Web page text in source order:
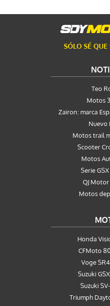
SÓLO SÉ
Teo
Motos
Zairon: marca
Nuevo
Motos trail
Scooter
Motos
Serie
QJ
Motos
Honda
CFMoto
Voge
Suzuki
Suzuki
Triumph